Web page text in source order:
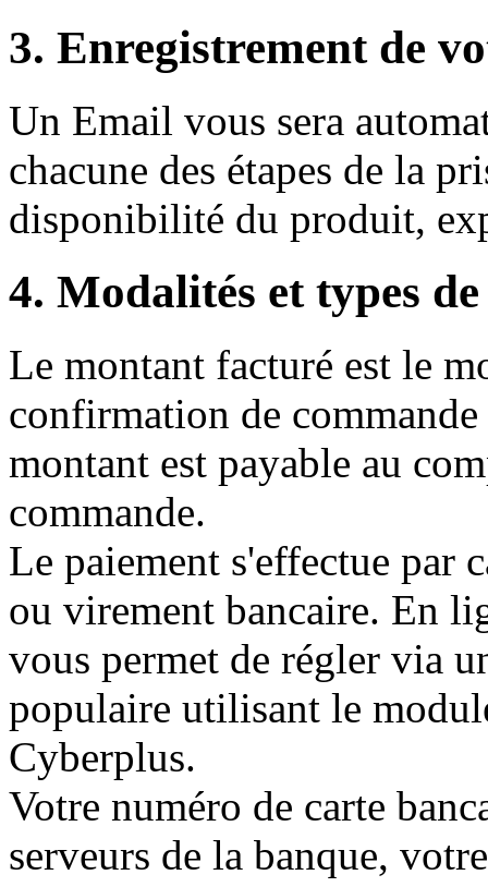
3. Enregistrement de
Un Email vous sera
chacune des étapes de la
disponibilité du produit,
4. Modalités et types
Le montant facturé est le
confirmation de
montant est payable au
commande.
Le paiement s'effectue par
ou virement bancaire. En
vous permet de régler via
populaire utilisant le
Cyberplus.
Votre numéro de carte
serveurs de la banque,